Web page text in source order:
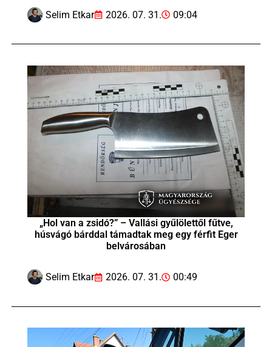
Selim Etkar 2026. 07. 31. 09:04
„Hol van a zsidó?” – Vallási gyűlölettől fűtve,
húsvágó bárddal támadtak meg egy férfit Eger
belvárosában
Selim Etkar 2026. 07. 31. 00:49